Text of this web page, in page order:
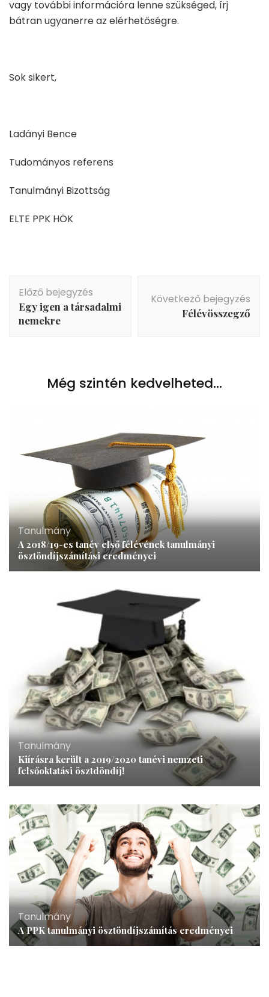
vagy további információra lenne szükséged, írj
bátran ugyanerre az elérhetőségre.
Sok sikert,
Ladányi Bence
Tudományos referens
Tanulmányi Bizottság
ELTE PPK HÖK
navigáció
Előző bejegyzés
Egy igen a társadalmi
nemekre
Következő bejegyzés
Félévösszegző
Még szintén kedvelheted...
Tanulmány
A 2018/19-es tanév első félévének tanulmányi
ösztöndíjszámítási eredményei
Tanulmány
Kiírásra került a 2019/2020 tanévi nemzeti
felsőoktatási ösztdöndíj!
Tanulmány
A PPK tanulmányi ösztöndíjszámítás eredményei